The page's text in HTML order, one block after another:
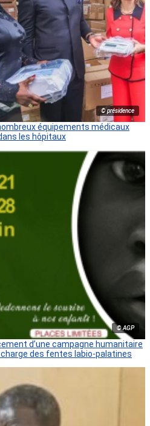
© présidence
équipements médicaux
les hôpitaux
© AGP
d’une campagne humanitaire
des fentes labio-palatines